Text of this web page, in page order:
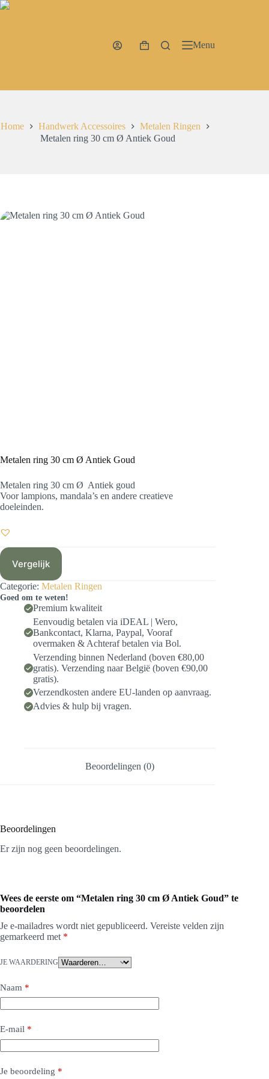
Ga
WinkelwagenMenu
Home Handwerk Accessoires
Metalen Ringen
Metalen ring 30 cm Ø Antiek Goud
Metalen ring 30 cm Ø Antiek Goud
Metalen ring 30 cm Ø Antiek goud
Voor lampions, mandala’s en andere creatieve
doeleinden.
Vergelijk
Categorie: Metalen Ringen
Goed om te weten!
Premium kwaliteit
Eenvoudig betalen via iDEAL | Wero,
Bankcontact, Klarna, Paypal, Vooraf
overmaken & Achteraf betalen via Bol.
Verzending binnen Nederland (boven €80,00
gratis). Verzending naar België (boven €90,00
gratis).
Verzendkosten andere EU-landen op aanvraag.
Advies & hulp bij vragen.
Beoordelingen (0)
Beoordelingen
Er zijn nog geen beoordelingen.
Wees de eerste om “Metalen ring 30 cm Ø Antiek Goud” te
beoordelen
Je e-mailadres wordt niet gepubliceerd. Vereiste velden zijn
gemarkeerd met *
JE WAARDERING
Naam *
E-mail *
Je beoordeling *